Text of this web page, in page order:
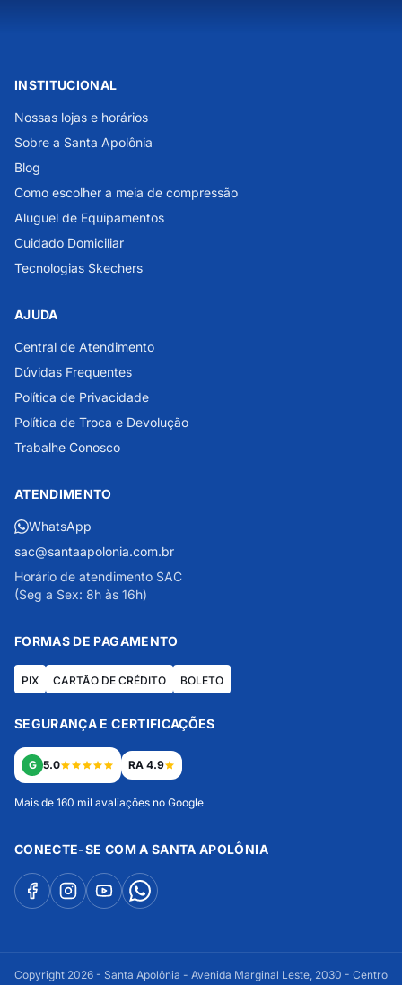
INSTITUCIONAL
Nossas lojas e horários
Sobre a Santa Apolônia
Blog
Como escolher a meia de compressão
Aluguel de Equipamentos
Cuidado Domiciliar
Tecnologias Skechers
AJUDA
Central de Atendimento
Dúvidas Frequentes
Política de Privacidade
Política de Troca e Devolução
Trabalhe Conosco
ATENDIMENTO
WhatsApp
sac@santaapolonia.com.br
Horário de atendimento SAC
(Seg a Sex: 8h às 16h)
FORMAS DE PAGAMENTO
PIX CARTÃO DE CRÉDITO BOLETO
SEGURANÇA E CERTIFICAÇÕES
G 5.0 RA 4.9
Mais de 160 mil avaliações no Google
CONECTE-SE COM A SANTA APOLÔNIA
Copyright 2026 - Santa Apolônia - Avenida Marginal Leste, 2030 - Centro